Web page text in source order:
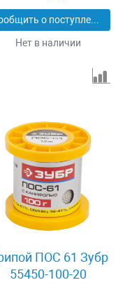
Сообщить о поступлении
Нет в наличии
ПОС 61 Зубр
55450-100-20